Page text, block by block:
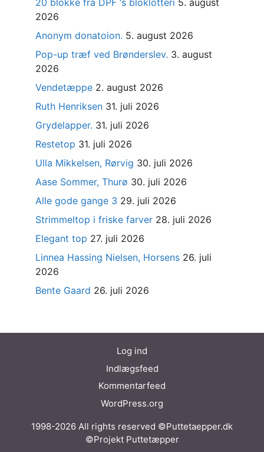
20 blokke fra DPF ‘s bloklotteri 5. august
2026
Anonym donatoion. 5. august 2026
Pop-up træf ved Brønderslev. 3. august
2026
Vendetæppe 2. august 2026
Ruth Henriksen 31. juli 2026
Grydelapper. 31. juli 2026
Restetop 31. juli 2026
Ulla Mikkelsen, Rørvig 30. juli 2026
Aase Sommer, Thurø 30. juli 2026
Alle gode gange 3 29. juli 2026
Strimmeltop i friske farver 28. juli 2026
Elegant top 27. juli 2026
Linnea Hassing Nielsen, Horsens 26. juli
2026
Bente Gaard 26. juli 2026
Log ind
Indlægsfeed
Kommentarfeed
WordPress.org
1998-2026 All rights reserved ©Puttetaepper.dk
©Projekt Puttetæpper